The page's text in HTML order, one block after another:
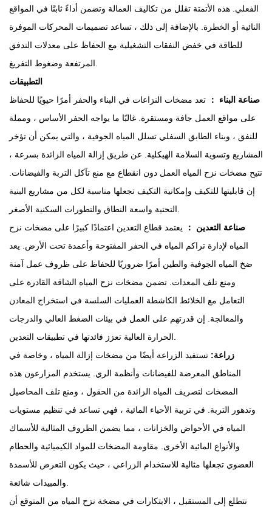
الفعلي. هذه الأتمتة تقلل من تكاليف العمالة وتضمن أداءً ثابتًا في المواقع
النائية أو الخطرة. بالإضافة إلى ذلك ، تساعد تصميمات المحركات الموفرة
للطاقة في خفض النفقات التشغيلية مع الحفاظ على معدلات التدفق
التطبيقات
صناعة البناء ： تعد مضخات النزاعات في البناء والحفر أمرًا حيويًا للحفاظ
على مواقع العمل جافة ومستقرة. غالبًا ما يواجه الحفر الأساس ، ومملة
للنفق ، وبناء الطابق السفلي تسلل المياه الجوفية ، والتي يمكن أن تؤخر
المشاريع وتسوية السلامة الهيكلية. عن طريق إزالة المياه الزائدة بسرعة ،
تتيح مضخات نزح المياه العمل دون انقطاع مع منع تآكل التربة والفيضانات.
إن قابليتها للتكيف وإمكانية التكيف تجعلها مناسبة لكل من مشاريع البنية
صناعة التعدين ： يعتمد قطاع التعدين اعتمادًا كبيرًا على مضخات نزح
المياه لإدارة تراكم المياه في الحفر المفتوحة وأعمدة تحت الأرض. يعد
ضخ المياه الجوفية والطين أمرًا ضروريًا للحفاظ على ظروف عمل آمنة
ومنع تلف المعدات. تضمن مضخات نزح المياه الشاقة القادرة على
التعامل مع الخلائط الكاشطة العمليات السلسة في استخراج المعادن
والمعالجة. إن قدرتهم على العمل في بيئات الضغط العالي والدرجات
زراعة: تستفيد الزراعة أيضًا من مضخات إزالة المياه ، وخاصة في
المناطق المعرضة للفيضانات وأنظمة الري. يستخدم المزارعون هذه
المضخات لتصريف المياه الزائدة من الحقول ، ومنع تلف المحاصيل
وتدهور التربة. في تربية الأحياء المائية ، فهي تساعد في تنظيم مستويات
المياه في الأحواض والخزانات ، مما يضمن الظروف المثالية للأسماك
والأنواع المائية الأخرى. مقاومة المضخات للمواد الكيميائية والحطام
العضوي تجعلها مثالية للاستخدام الزراعي ، حيث يكون التعرض للأسمدة
نتطلع إلى المستقبل ، الابتكارات في مضخة نزح المياه من المتوقع أن